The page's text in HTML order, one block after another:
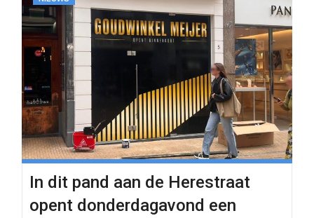
In dit pand aan de Herestraat
opent donderdagavond een